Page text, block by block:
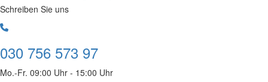
Schreiben Sie uns
030 756 573 97
Mo.-Fr. 09:00 Uhr - 15:00 Uhr